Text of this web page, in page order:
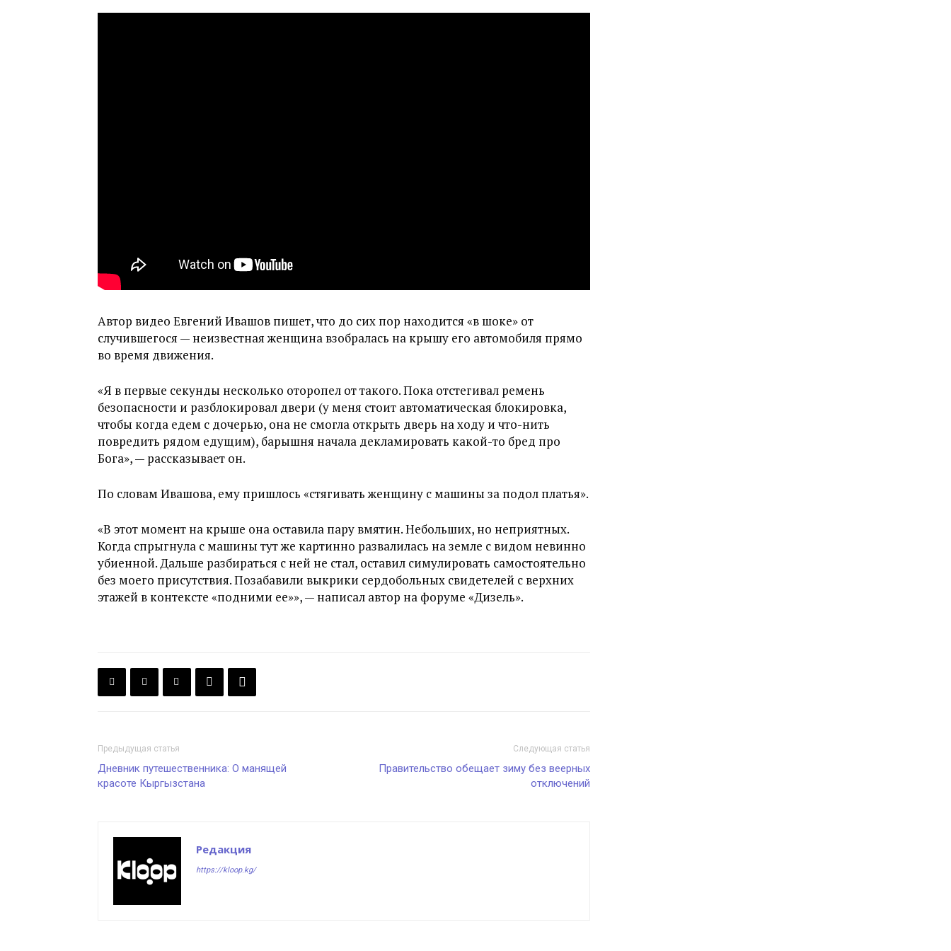
Автор видео Евгений Ивашов пишет, что до сих пор находится «в шоке» от
случившегося — неизвестная женщина взобралась на крышу его автомобиля прямо
во время движения.
«Я в первые секунды несколько оторопел от такого. Пока отстегивал ремень
безопасности и разблокировал двери (у меня стоит автоматическая блокировка,
чтобы когда едем с дочерью, она не смогла открыть дверь на ходу и что-нить
повредить рядом едущим), барышня начала декламировать какой-то бред про
Бога», — рассказывает он.
По словам Ивашова, ему пришлось «стягивать женщину с машины за подол платья».
«В этот момент на крыше она оставила пару вмятин. Небольших, но неприятных.
Когда спрыгнула с машины тут же картинно развалилась на земле с видом невинно
убиенной. Дальше разбираться с ней не стал, оставил симулировать самостоятельно
без моего присутствия. Позабавили выкрики сердобольных свидетелей с верхних
этажей в контексте «подними ее»», — написал автор на форуме «Дизель».
Предыдущая статья
Дневник путешественника: О манящей
красоте Кыргызстана
Следующая статья
Правительство обещает зиму без веерных
отключений
Редакция
https://kloop.kg/